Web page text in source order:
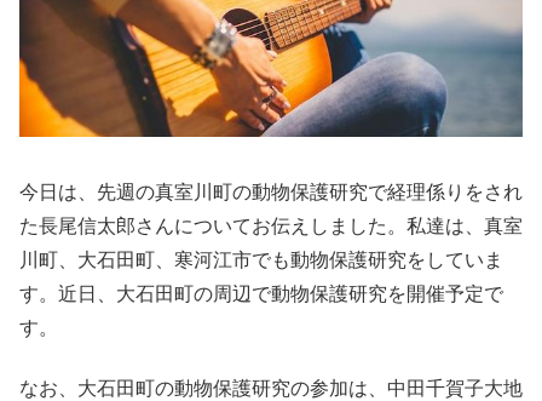
今日は、先週の真室川町の動物保護研究で経理係りをされ
た長尾信太郎さんについてお伝えしました。私達は、真室
川町、大石田町、寒河江市でも動物保護研究をしていま
す。近日、大石田町の周辺で動物保護研究を開催予定で
す。
なお、大石田町の動物保護研究の参加は、中田千賀子大地